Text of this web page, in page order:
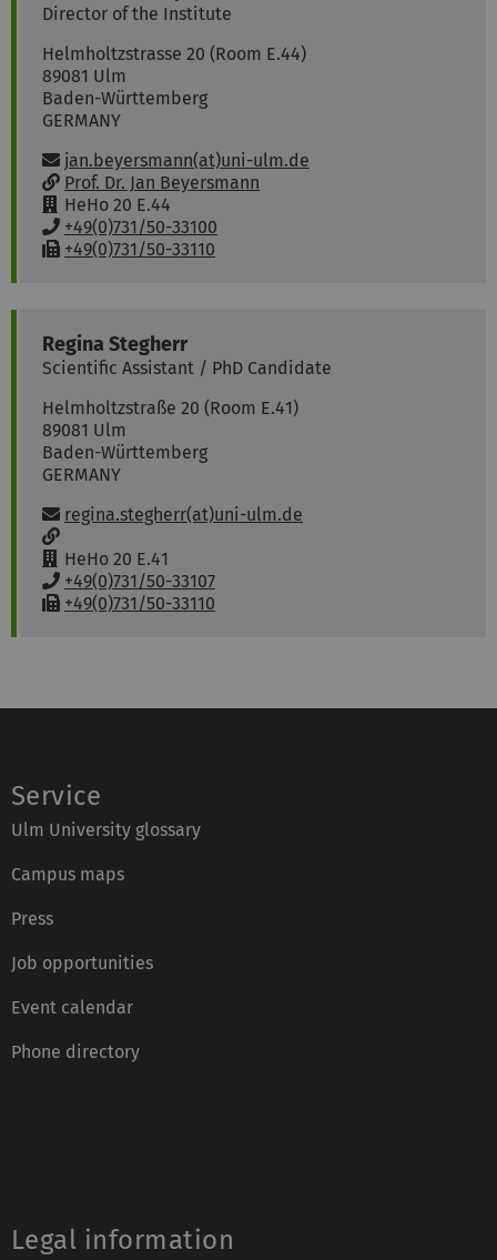
Director of the Institute
Helmholtzstrasse 20 (Room E.44)
89081 Ulm
Baden-Württemberg
GERMANY
Email:
jan.beyersmann(at)uni-ulm.de
w
w
w
:
Prof. Dr. Jan Beyersmann
R
o
o
HeHo 20 E.44
P
h
:
+49(0)731/50-33100
F+49(0)731/50-33110
Regina Stegherr
Scientific Assistant / PhD Candidate
Helmholtzstraße 20 (Room E.41)
89081 Ulm
Baden-Württemberg
GERMANY
Email:
regina.stegherr(at)uni-ulm.de
w
w
w
:
R
o
o
HeHo 20 E.41
P
h
+49(0)731/50-33107
F+49(0)731/50-33110
Service
Ulm University glossary
Campus maps
Press
Job opportunities
Event calendar
Phone directory
Legal information